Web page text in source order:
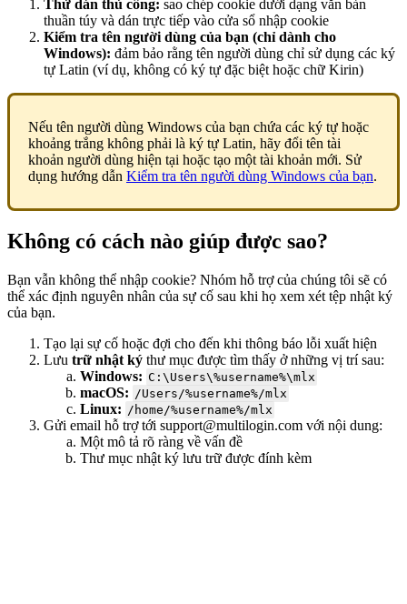
Thử dán thủ công: sao chép cookie dưới dạng văn bản
thuần túy và dán trực tiếp vào cửa sổ nhập cookie
Kiểm tra tên người dùng của bạn (chỉ dành cho
Windows): đảm bảo rằng tên người dùng chỉ sử dụng các ký
tự Latin (ví dụ, không có ký tự đặc biệt hoặc chữ Kirin)
Nếu tên người dùng Windows của bạn chứa các ký tự hoặc
khoảng trắng không phải là ký tự Latin, hãy đổi tên tài
khoản người dùng hiện tại hoặc tạo một tài khoản mới. Sử
dụng hướng dẫn Kiểm tra tên người dùng Windows của bạn.
Không có cách nào giúp được sao?
Bạn vẫn không thể nhập cookie? Nhóm hỗ trợ của chúng tôi sẽ có
thể xác định nguyên nhân của sự cố sau khi họ xem xét tệp nhật ký
của bạn.
Tạo lại sự cố hoặc đợi cho đến khi thông báo lỗi xuất hiện
Lưu trữ nhật ký thư mục được tìm thấy ở những vị trí sau:
Windows: C:\Users\%username%\mlx
macOS: /Users/%username%/mlx
Linux: /home/%username%/mlx
Gửi email hỗ trợ tới support@multilogin.com với nội dung:
Một mô tả rõ ràng về vấn đề
Thư mục nhật ký lưu trữ được đính kèm